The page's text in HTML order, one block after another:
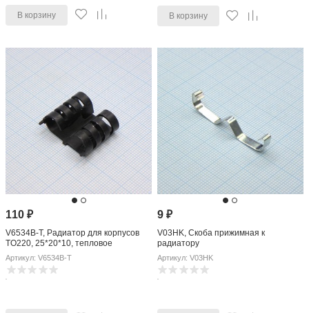
В корзину В корзину
110₽
V6534B-T, Радиатор для корпусов
TO220, 25*20*10, тепловое
сопротивление 35 К/Вт
Артикул: V6534B-T
9 ₽
V03HK, Скоба прижимная к
радиатору
Артикул: V03HK